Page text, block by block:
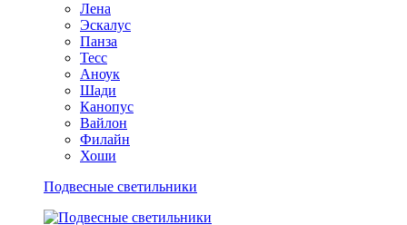
Лена
Эскалус
Панза
Тесс
Аноук
Шади
Канопус
Вайлон
Филайн
Хоши
Подвесные светильники